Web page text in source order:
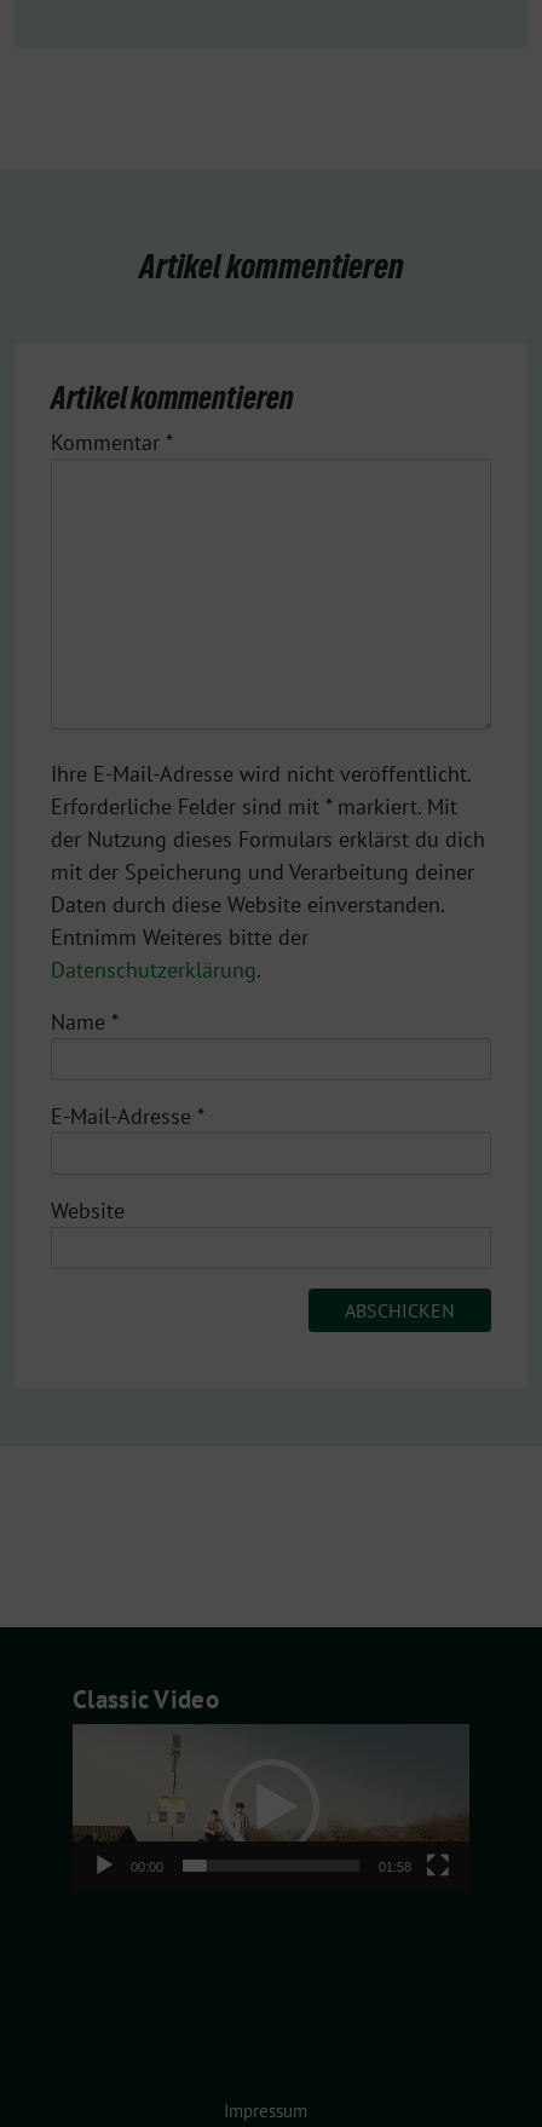
Artikel kommentieren
Artikel kommentieren
Kommentar *
Ihre E-Mail-Adresse wird nicht veröffentlicht.
Erforderliche Felder sind mit * markiert. Mit
der Nutzung dieses Formulars erklärst du dich
mit der Speicherung und Verarbeitung deiner
Daten durch diese Website einverstanden.
Entnimm Weiteres bitte der
Datenschutzerklärung.
Name *
E-Mail-Adresse *
Website
Classic Video
00:00 01:58
Impressum